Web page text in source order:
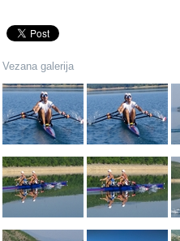
Vezana galerija